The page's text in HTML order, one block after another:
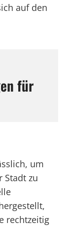
auf den
für
um
Stadt zu
rechtzeitig